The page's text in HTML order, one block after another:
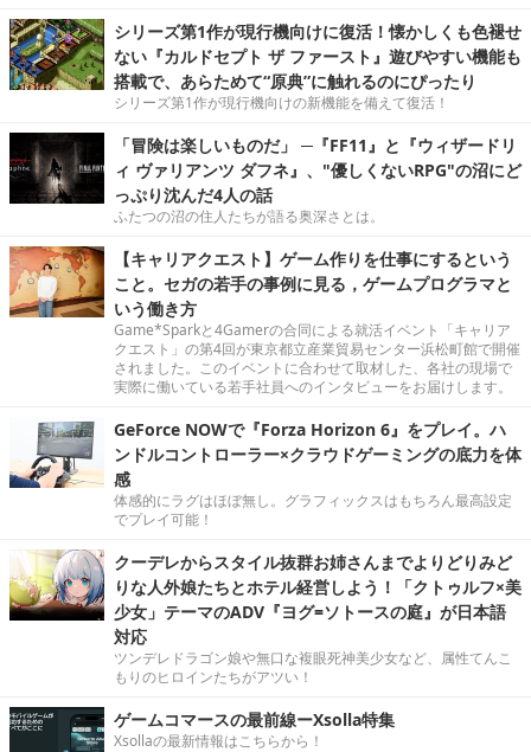
シリーズ第1作が現行機向けに復活！懐かしくも色褪せ
ない『カルドセプト ザ ファースト』遊びやすい機能も
搭載で、あらためて“原典”に触れるのにぴったり
シリーズ第1作が現行機向けの新機能を備えて復活！
「冒険は楽しいものだ」 ─『FF11』と『ウィザードリ
ィ ヴァリアンツ ダフネ』、"優しくないRPG"の沼にど
っぷり沈んだ4人の話
ふたつの沼の住人たちが語る奥深さとは。
【キャリアクエスト】ゲーム作りを仕事にするという
こと。セガの若手の事例に見る，ゲームプログラマと
いう働き方
Game*Sparkと4Gamerの合同による就活イベント「キャリア
クエスト」の第4回が東京都立産業貿易センター浜松町館で開催
されました。このイベントに合わせて取材した、各社の現場で
実際に働いている若手社員へのインタビューをお届けします。
GeForce NOWで『Forza Horizon 6』をプレイ。ハ
ンドルコントローラー×クラウドゲーミングの底力を体
感
体感的にラグはほぼ無し。グラフィックスはもちろん最高設定
でプレイ可能！
クーデレからスタイル抜群お姉さんまでよりどりみど
りな人外娘たちとホテル経営しよう！「クトゥルフ×美
少女」テーマのADV『ヨグ=ソトースの庭』が日本語
対応
ツンデレドラゴン娘や無口な複眼死神美少女など、属性てんこ
もりのヒロインたちがアツい！
ゲームコマースの最前線ーXsolla特集
Xsollaの最新情報はこちらから！